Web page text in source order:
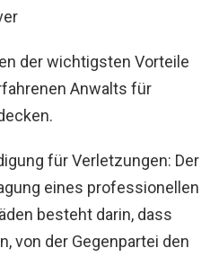
der wichtigsten Vorteile
Anwalts für
für Verletzungen: Der
eines professionellen
besteht darin, dass
von der Gegenpartei den